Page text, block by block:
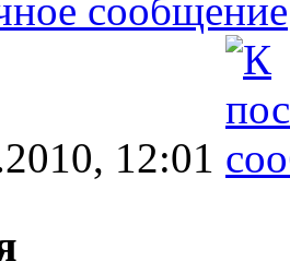
сообщение
12:01